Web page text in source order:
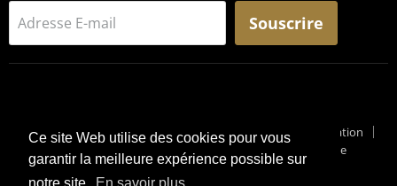
Ce site Web utilise des cookies pour vous
garantir la meilleure expérience possible sur
Adresse E-mail Souscrire
Conditions générales de vente
Conditions générales d'utilisation
Pourquoi un Surplus Militaire ?
Suivi de Colis
Blog Militaire